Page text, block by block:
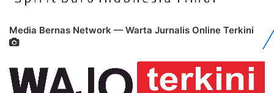
Media Bernas Network — Warta Jurnalis Online Terkini